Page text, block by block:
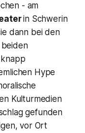
- am
in Schwerin
dann bei den
beiden
Hype
Kulturmedien
gefunden
vor Ort